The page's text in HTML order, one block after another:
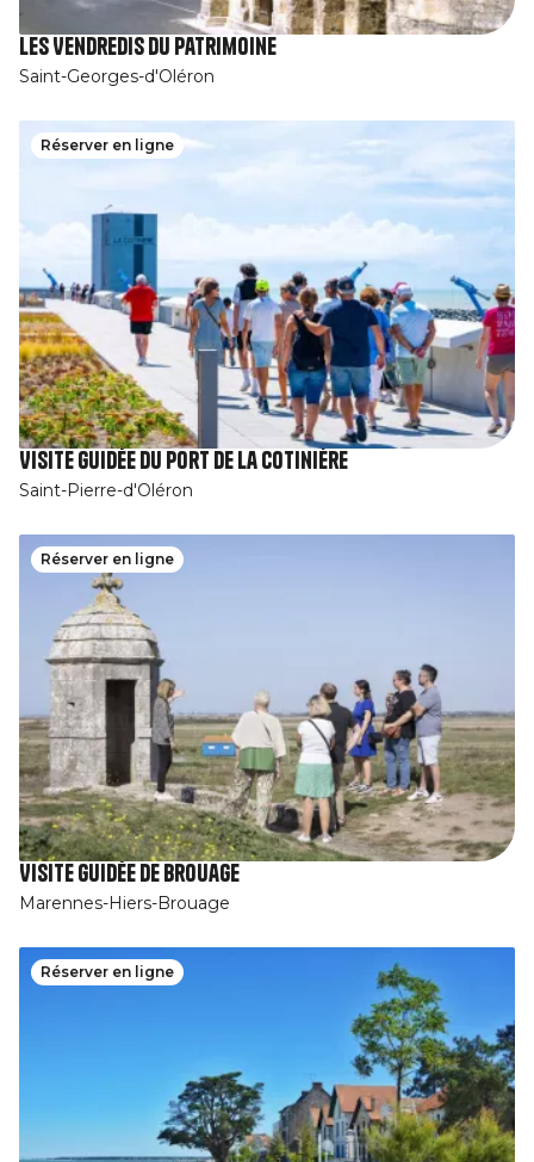
Les Vendredis du patrimoine
Saint-Georges-d'Oléron
Réserver en ligne
Visite guidée du port de la Cotinière
Saint-Pierre-d'Oléron
Réserver en ligne
Visite guidée de Brouage
Marennes-Hiers-Brouage
Réserver en ligne